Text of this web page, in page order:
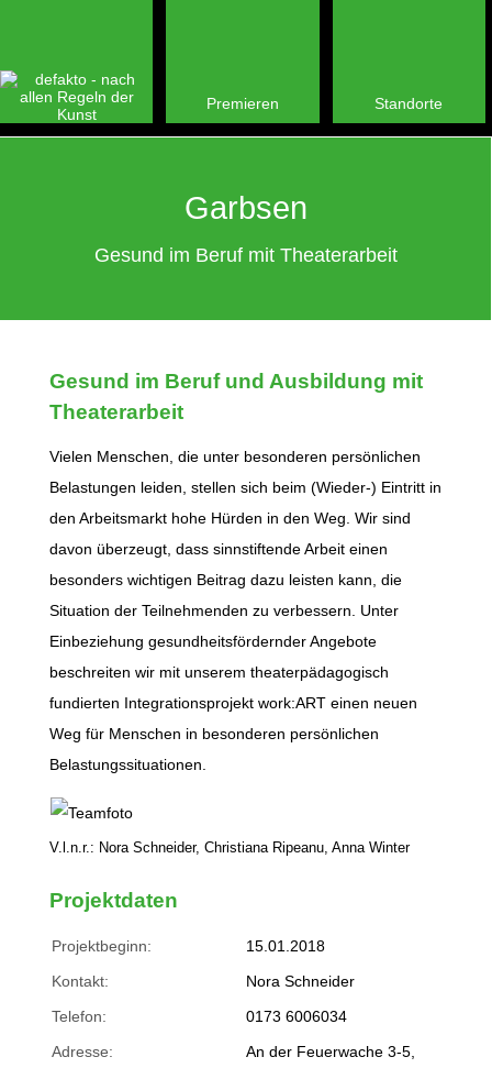
Premieren Standorte
Garbsen
Gesund im Beruf mit Theaterarbeit
Gesund im Beruf und Ausbildung mit
Theaterarbeit
Vielen Menschen, die unter besonderen persönlichen
Belastungen leiden, stellen sich beim (Wieder-) Eintritt in
den Arbeitsmarkt hohe Hürden in den Weg. Wir sind
davon überzeugt, dass sinnstiftende Arbeit einen
besonders wichtigen Beitrag dazu leisten kann, die
Situation der Teilnehmenden zu verbessern. Unter
Einbeziehung gesundheitsfördernder Angebote
beschreiten wir mit unserem theaterpädagogisch
fundierten Integrationsprojekt work:ART einen neuen
Weg für Menschen in besonderen persönlichen
Belastungssituationen.
V.l.n.r.: Nora Schneider, Christiana Ripeanu, Anna Winter
Projektdaten
Projektbeginn: 15.01.2018
Kontakt: Nora Schneider
Telefon: 0173 6006034
Adresse:
An der Feuerwache 3-5,